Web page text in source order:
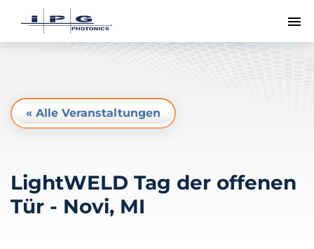
« Alle Veranstaltungen
LightWELD Tag der offenen
Tür - Novi, MI